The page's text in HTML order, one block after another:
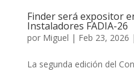
Finder será expositor
Instaladores FADIA-26
por Miguel | Feb 23, 2026 |
La segunda edición del